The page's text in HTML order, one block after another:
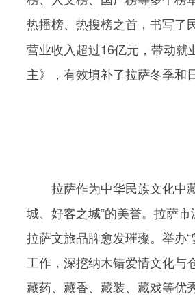
热播榜、热搜榜之首，书写了
营业收入超过16亿元，带动就
主》，有效填补了拉萨冬季和
拉萨作为中华民族文化中
城、好客之城”的美誉。拉萨
拉萨文旅品牌愈发璀璨。举办
工作，深挖纳木错爱情文化与
藏药、藏香、藏装、藏戏等优